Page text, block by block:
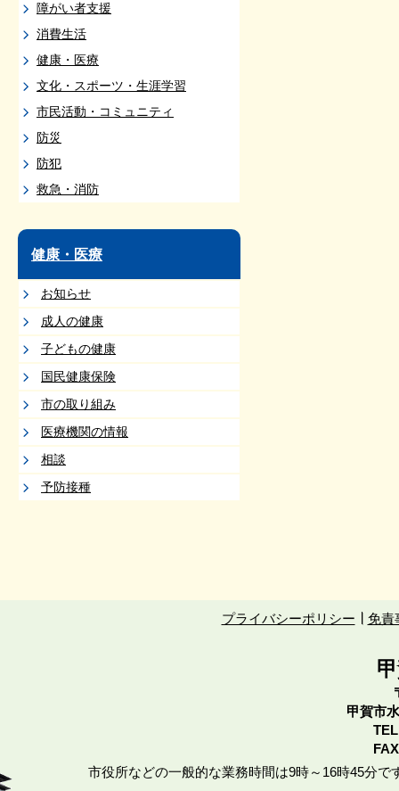
障がい者支援
消費生活
健康・医療
文化・スポーツ・生涯学習
市民活動・コミュニティ
防災
防犯
救急・消防
健康・医療
お知らせ
成人の健康
子どもの健康
国民健康保険
市の取り組み
医療機関の情報
相談
予防接種
プライバシーポリシー 免責
甲賀市
市役所などの一般的な業務時間は9時～16時45分